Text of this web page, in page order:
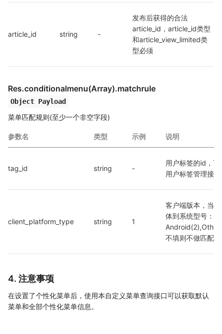
article_id string -
发布后获得的合法
article_id，article_id类型
和article_view_limited类
型必须
Res.conditionalmenu(Array).matchrule
Object Payload
菜单匹配规则(至少一个非空字段)
参数名 类型 示例 说明
tag_id string -
用户标签的id，可
用户标签管理接
client_platform_type string 1
客户端版本，当
体到系统型号：
不填则不做匹配
4. 注意事项
在设置了个性化菜单后，使用本自定义菜单查询接口可以获取默认
菜单和全部个性化菜单信息。